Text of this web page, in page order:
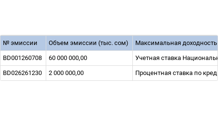
№ эмиссии Объем эмиссии (тыс. сом) Максимальная
BD001260708 60 000 000,00 Учетная ставка
BD026261230 2 000 000,00 Процентная ставка по